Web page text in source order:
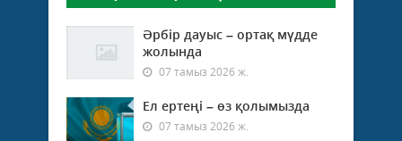
Әрбір дауыс – ортақ мүдде
жолында
07 тамыз 2026 ж.
Ел ертеңі – өз қолымызда
07 тамыз 2026 ж.